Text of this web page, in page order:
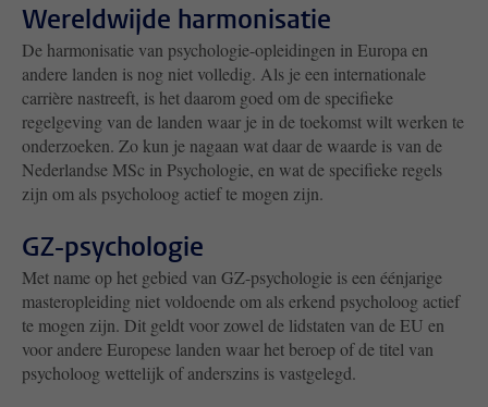
Wereldwijde harmonisatie
De harmonisatie van psychologie-opleidingen in Europa en
andere landen is nog niet volledig. Als je een internationale
carrière nastreeft, is het daarom goed om de specifieke
regelgeving van de landen waar je in de toekomst wilt werken te
onderzoeken. Zo kun je nagaan wat daar de waarde is van de
Nederlandse MSc in Psychologie, en wat de specifieke regels
zijn om als psycholoog actief te mogen zijn.
GZ-psychologie
Met name op het gebied van GZ-psychologie is een éénjarige
masteropleiding niet voldoende om als erkend psycholoog actief
te mogen zijn. Dit geldt voor zowel de lidstaten van de EU en
voor andere Europese landen waar het beroep of de titel van
psycholoog wettelijk of anderszins is vastgelegd.